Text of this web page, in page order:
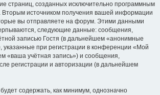
страниц, созданных исключительно программным
Вторым источником получения вашей информации
вы отправляете на форум. Этими данными
следующие данные: сообщения,
записью Гостя (в дальнейшем «анонимные
при регистрации в конференции «Мой
«ваша учётная запись») и сообщения,
регистрации и авторизации (в дальнейшем
содержать, как минимум, однозначно